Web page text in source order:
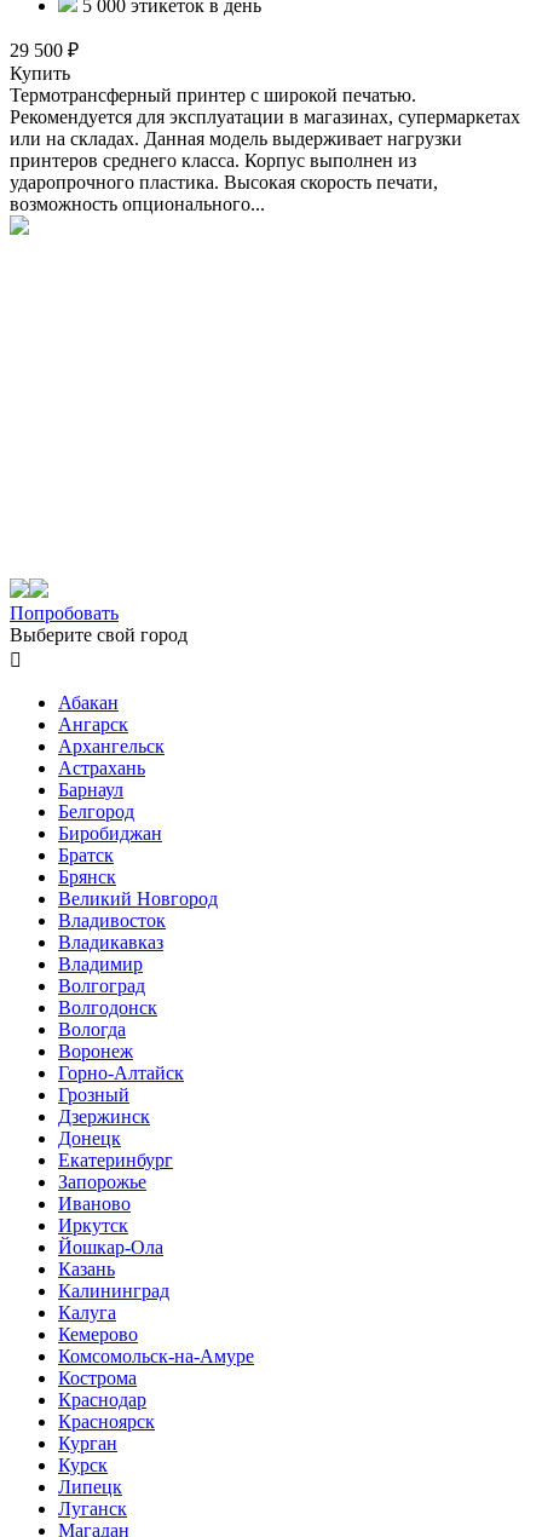
5 000 этикеток в день
29 500 ₽
Купить
Термотрансферный принтер с широкой печатью.
Рекомендуется для эксплуатации в магазинах, супермаркетах
или на складах. Данная модель выдерживает нагрузки
принтеров среднего класса. Корпус выполнен из
ударопрочного пластика. Высокая скорость печати,
возможность опционального...
Попробовать
Выберите свой город

Абакан
Ангарск
Архангельск
Астрахань
Барнаул
Белгород
Биробиджан
Братск
Брянск
Великий Новгород
Владивосток
Владикавказ
Владимир
Волгоград
Волгодонск
Вологда
Воронеж
Горно-Алтайск
Грозный
Дзержинск
Донецк
Екатеринбург
Запорожье
Иваново
Иркутск
Йошкар-Ола
Казань
Калининград
Калуга
Кемерово
Комсомольск-на-Амуре
Кострома
Краснодар
Красноярск
Курган
Курск
Липецк
Луганск
Магадан